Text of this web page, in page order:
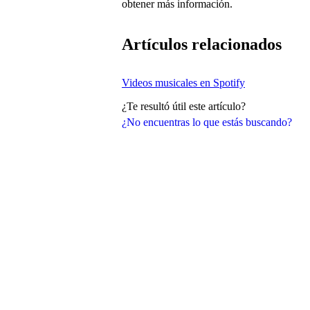
¿No encuentras lo que estás buscando?
obtener más información.
Artículos relacionados
Videos musicales en Spotify
¿Te resultó útil este artículo?